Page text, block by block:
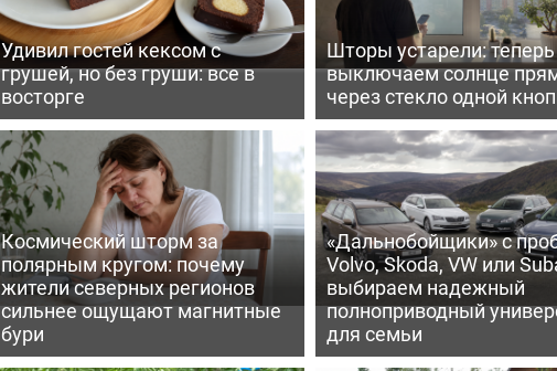
Удивил гостей кексом с
грушей, но без груши: все в
восторге
Шторы устарели:
выключаем солнце
через стекло одной
Космический шторм за
полярным кругом: почему
жители северных регионов
сильнее ощущают магнитные
бури
«Дальнобойщики» с
Volvo, Skoda, VW или
выбираем надежный
полноприводный
для семьи